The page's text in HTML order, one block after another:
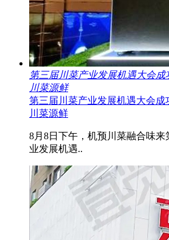
第三届川菜产业发展机遇大会
川菜源鲜
第三届川菜产业发展机遇大会成
川菜源鲜
8月8日下午，机预川菜融合味来
业发展机遇..